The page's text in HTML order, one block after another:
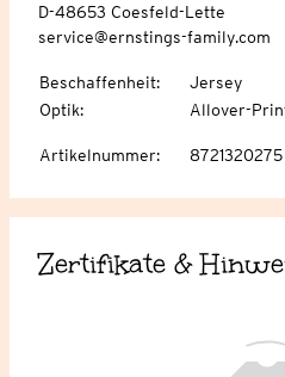
D-48653 Coesfeld-Lette
service@ernstings-family.com
Beschaffenheit:
Jersey
Optik: Allover-
Artikelnummer: 8721320275
Zertifikate &